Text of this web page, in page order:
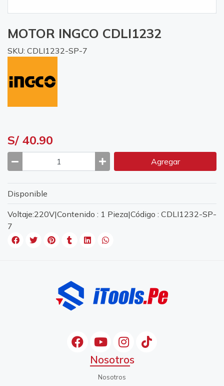
MOTOR INGCO CDLI1232
SKU: CDLI1232-SP-7
S/ 40.90
Agregar
Disponible
Voltaje:220V|Contenido : 1 Pieza|Código : CDLI1232-SP-
7
Nosotros
Nosotros